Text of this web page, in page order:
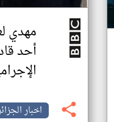
مهدي
أحد
اخبار